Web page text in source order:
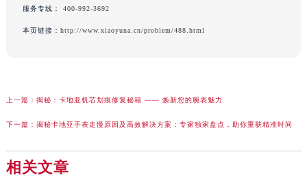
服务专线： 400-992-3692
本页链接： http://www.xiaoyuna.cn/problem/488.html
上一篇： 揭秘：卡地亚机芯划痕修复秘籍 —— 焕新您的腕表魅力
下一篇： 揭秘卡地亚手表走慢原因及高效解决方案：专家独家盘点，助你重获精准时间
相关文章